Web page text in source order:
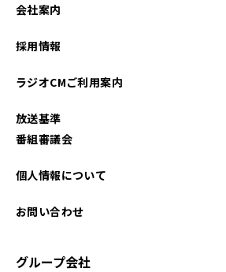
2025年08月
会社案内
採用情報
ラジオCMご利用案内
放送基準
番組審議会
個人情報について
お問い合わせ
グループ会社